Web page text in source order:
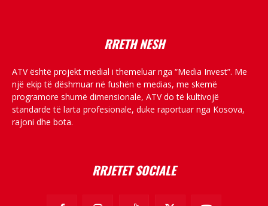
RRETH NESH
ATV është projekt medial i themeluar nga “Media Invest”. Me
një ekip të dëshmuar në fushën e medias, me skemë
programore shumë dimensionale, ATV do të kultivojë
standarde të larta profesionale, duke raportuar nga Kosova,
rajoni dhe bota.
RRJETET SOCIALE